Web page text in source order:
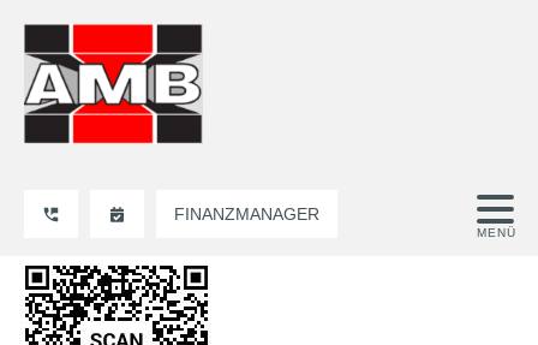
FINANZMANAGER